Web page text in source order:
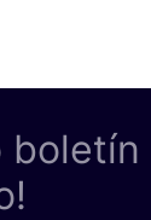
boletín